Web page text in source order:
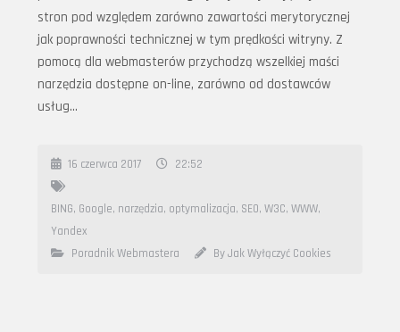
stron pod względem zarówno zawartości merytorycznej
jak poprawności technicznej w tym prędkości witryny. Z
pomocą dla webmasterów przychodzą wszelkiej maści
narzędzia dostępne on-line, zarówno od dostawców
usług…
16 czerwca 2017 22:52
BING, Google, narzędzia, optymalizacja, SEO, W3C, WWW,
Yandex
Poradnik Webmastera
By Jak Wyłączyć Cookies